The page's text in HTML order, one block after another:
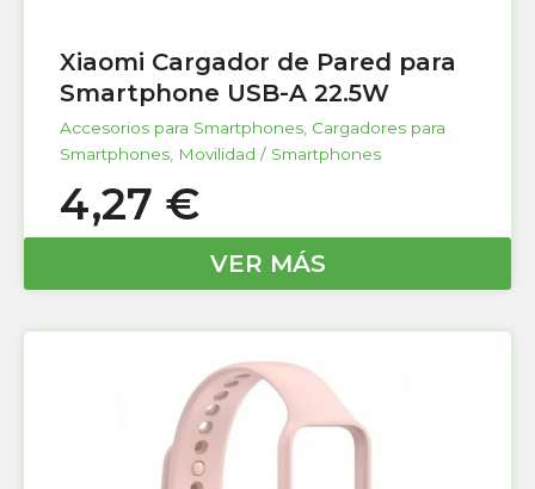
Xiaomi Cargador de Pared para
Smartphone USB-A 22.5W
Accesorios para Smartphones, Cargadores para
Smartphones, Movilidad / Smartphones
4,27 €
VER MÁS